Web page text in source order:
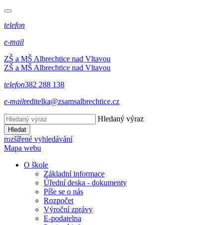
telefon
e-mail
ZŠ a MŠ Albrechtice nad Vltavou
ZŠ a MŠ Albrechtice nad Vltavou
telefon382 288 138
e-mailreditelka@zsamsalbrechtice.cz
Hledaný výraz
Hledat
rozšířené vyhledávání
Mapa webu
O škole
Základní informace
Úřední deska - dokumenty
Píše se o nás
Rozpočet
Výroční zprávy
E-podatelna